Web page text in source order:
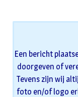
Een bericht
doorgeven of
Tevens zijn wij
foto en/of logo